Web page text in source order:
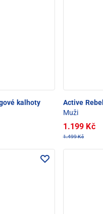
kalhoty
Active Rebel
Muži
1.199 Kč
1.499 Kč